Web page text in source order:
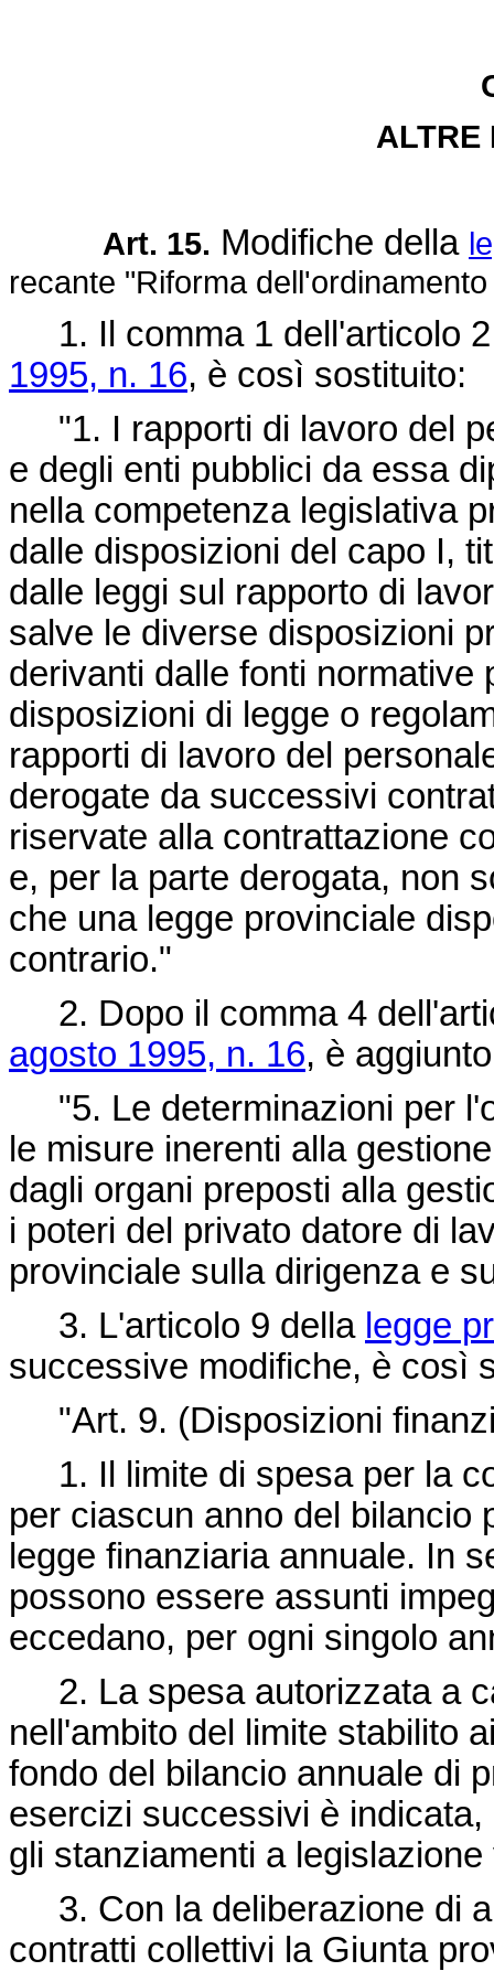
ALTRE
Art. 15. Modifiche della
recante "Riforma
1. Il comma 1 dell'articolo
1995, n. 16, è così sostituito:
"1. I rapporti di lavoro del
e degli enti pubblici da essa
nella competenza legislativa
dalle disposizioni del capo I,
dalle leggi sul rapporto di
salve le diverse disposizioni
derivanti dalle fonti
disposizioni di legge o
rapporti di lavoro del
derogate da successivi
riservate alla contrattazione
e, per la parte derogata, non
che una legge provinciale
contrario."
2. Dopo il comma 4
agosto 1995, n. 16, è
"5. Le determinazioni per
le misure inerenti alla
dagli organi preposti alla
i poteri del privato datore di
provinciale sulla dirigenza e
3. L'articolo 9 della legge
successive modifiche, è così
"Art. 9. (Disposizioni
1. Il limite di spesa per la
per ciascun anno del bilancio
legge finanziaria annuale. In
possono essere assunti
eccedano, per ogni singolo
2. La spesa autorizzata a
nell'ambito del limite stabilito
fondo del bilancio annuale di
esercizi successivi è
gli stanziamenti a
3. Con la deliberazione di
contratti collettivi la Giunta